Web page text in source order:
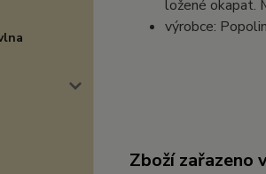
ložené okapat.
výrobce:
Zboží zařazeno